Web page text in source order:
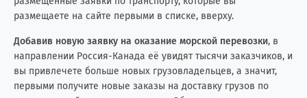
размещаете на сайте первыми в списке, вверху.
Добавив новую заявку на оказание морской перевозки, в
направлении Россия-Канада её увидят тысячи заказчиков, и
вы привлечете больше новых грузовладельцев, а значит,
первыми получите новые заказы на доставку грузов по